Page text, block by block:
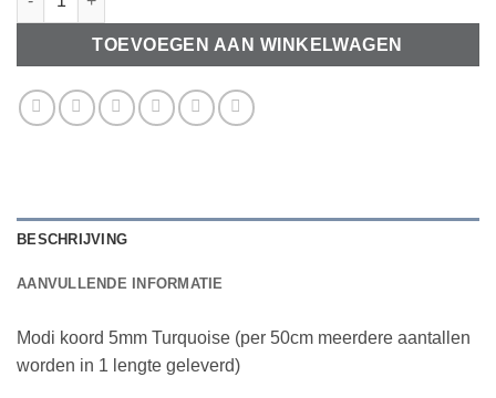
TOEVOEGEN AAN WINKELWAGEN
BESCHRIJVING
AANVULLENDE INFORMATIE
Modi koord 5mm Turquoise (per 50cm meerdere aantallen
worden in 1 lengte geleverd)